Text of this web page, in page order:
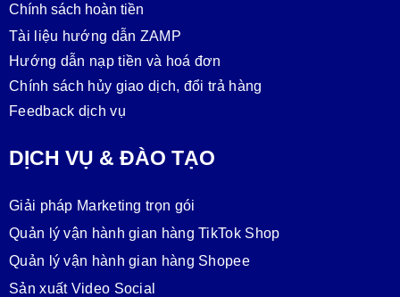
Chính sách hoàn tiền
Tài liệu hướng dẫn ZAMP
Hướng dẫn nạp tiền và hoá đơn
Chính sách hủy giao dịch, đổi trả hàng
Feedback dịch vụ
DỊCH VỤ & ĐÀO TẠO
Giải pháp Marketing trọn gói
Quản lý vận hành gian hàng TikTok Shop
Quản lý vận hành gian hàng Shopee
Sản xuất Video Social